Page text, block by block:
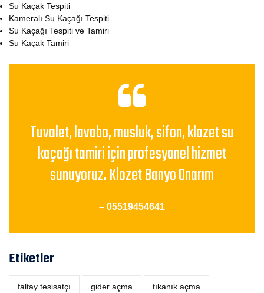
Su Kaçak Tespiti
Kameralı Su Kaçağı Tespiti
Su Kaçağı Tespiti ve Tamiri
Su Kaçak Tamiri
Tuvalet, lavabo, musluk, sifon, klozet su
kaçağı tamiri için profesyonel hizmet
sunuyoruz. Klozet Banyo Onarım
– 05519454641
Etiketler
faltay tesisatçı ‎gider açma tıkanık açma